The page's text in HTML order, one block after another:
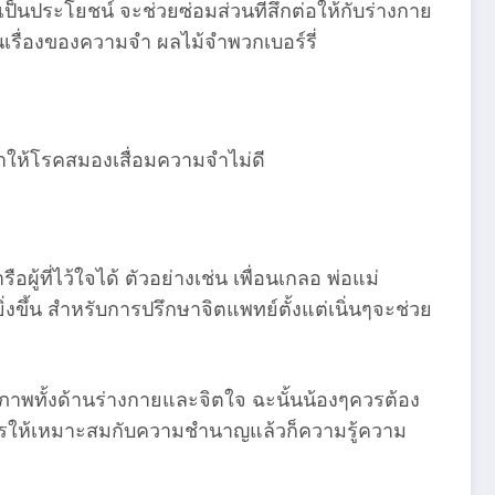
นประโยชน์ จะช่วยซ่อมส่วนที่สึกต่อให้กับร่างกาย
องของความจำ ผลไม้จำพวกเบอร์รี่
ห้โรคสมองเสื่อมความจำไม่ดี
ผู้ที่ไว้ใจได้ ตัวอย่างเช่น เพื่อนเกลอ พ่อแม่
ขึ้น สำหรับการปรึกษาจิตแพทย์ตั้งแต่เนิ่นๆจะช่วย
พทั้งด้านร่างกายและจิตใจ ฉะนั้นน้องๆควรต้อง
ห้เหมาะสมกับความชำนาญแล้วก็ความรู้ความ